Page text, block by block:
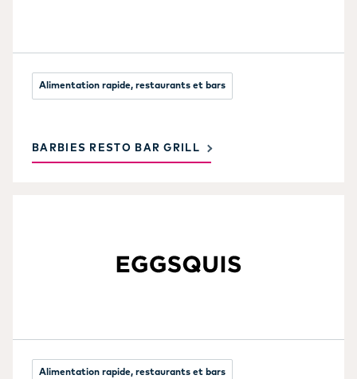
Alimentation rapide, restaurants et bars
BARBIES RESTO BAR GRILL
Alimentation rapide, restaurants et bars